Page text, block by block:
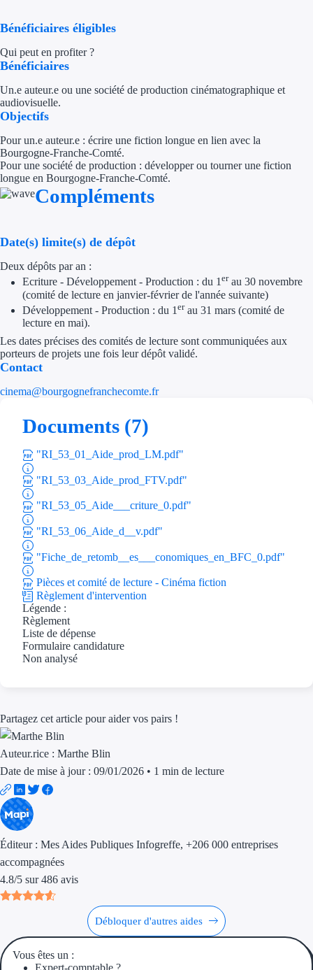
Territoires
Aides Région
Aides Région
Aides Région
Aides Nationales
Nos tarifs
Recherche autonome
Bénéficiaires éligibles
Qui peut en profiter ?
Bénéficiaires
Un.e auteur.e ou une société de production cinématographique et
audiovisuelle.
Objectifs
Pour un.e auteur.e : écrire une fiction longue en lien avec la
Bourgogne-Franche-Comté.
Pour une société de production : développer ou tourner une fiction
longue en Bourgogne-Franche-Comté.
Compléments
Date(s) limite(s) de dépôt
Deux dépôts par an :
Ecriture - Développement - Production : du 1erau 30 novembre
(comité de lecture en janvier-février de l'année suivante)
Développement - Production : du 1 erau 31 mars (comité de
lecture en mai).
Les dates précises des comités de lecture sont communiquées aux
porteurs de projets une fois leur dépôt validé.
Contact
cinema@bourgognefranchecomte.fr
Documents (7)
"RI_53_01_Aide_prod_LM.pdf"
"RI_53_03_Aide_prod_FTV.pdf"
"RI_53_05_Aide___criture_0.pdf"
"RI_53_06_Aide_d__v.pdf"
"Fiche_de_retomb__es___conomiques_en_BFC_0.pdf"
Pièces et comité de lecture - Cinéma fiction
Règlement d'intervention
Légende :
Règlement
Liste de dépense
Formulaire candidature
Non analysé
Partagez cet article pour aider vos pairs !
Auteur.rice : Marthe Blin
Date de mise à jour : 09/01/2026 • 1 min de lecture
Éditeur : Mes Aides Publiques Infogreffe, +206 000 entreprises
accompagnées
4.8/5 sur 486 avis
Débloquer d'autres aides
Vous êtes un :
Expert-comptable ?